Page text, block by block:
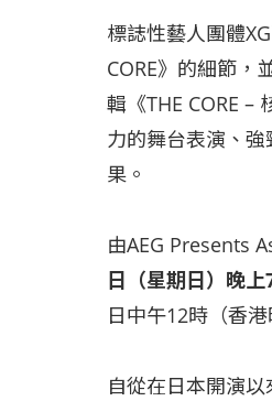
標誌性藝人團體
CORE》的細節，
輯《THE CORE –
力的舞台表演、
果。
由AEG Presents
日（星期日）晚上
日中午12時（香
自從在日本開演以